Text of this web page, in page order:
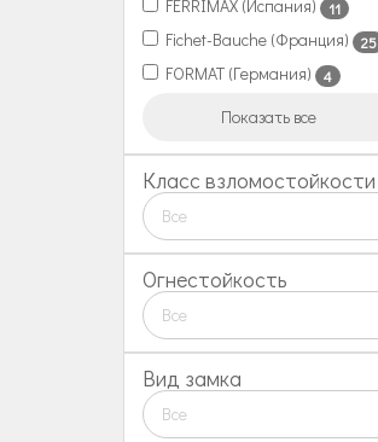
FERRIMAX (Испания) 11
Fichet-Bauche (Франция) 25
FORMAT (Германия) 4
Показать все
Класс взломостойкости
Все
Огнестойкость
Все
Вид замка
Все